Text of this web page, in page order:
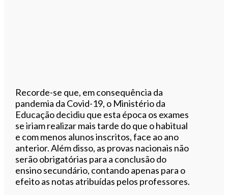
Recorde-se que, em consequência da
pandemia da Covid-19, o Ministério da
Educação decidiu que esta época os exames
se iriam realizar mais tarde do que o habitual
e com menos alunos inscritos, face ao ano
anterior. Além disso, as provas nacionais não
serão obrigatórias para a conclusão do
ensino secundário, contando apenas para o
efeito as notas atribuídas pelos professores.